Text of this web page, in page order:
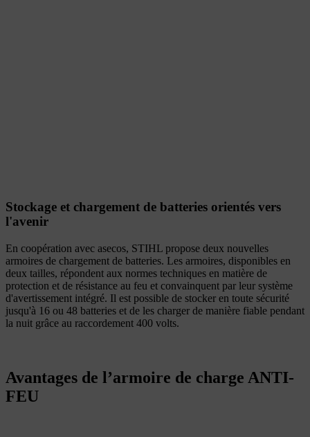
Stockage et chargement de batteries orientés vers
l'avenir
En coopération avec asecos, STIHL propose deux nouvelles
armoires de chargement de batteries. Les armoires, disponibles en
deux tailles, répondent aux normes techniques en matière de
protection et de résistance au feu et convainquent par leur système
d'avertissement intégré. Il est possible de stocker en toute sécurité
jusqu'à 16 ou 48 batteries et de les charger de manière fiable pendant
la nuit grâce au raccordement 400 volts.
Avantages de l’armoire de charge ANTI-
FEU